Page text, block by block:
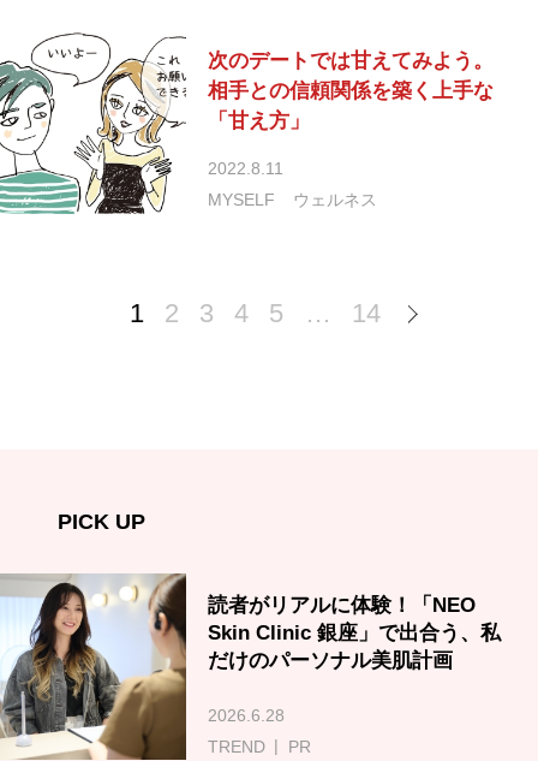
次のデートでは甘えてみよう。
相手との信頼関係を築く上手な
「甘え方」
2022.8.11
MYSELF
ウェルネス
1 2 3 4 5 … 14
PICK UP
読者がリアルに体験！「NEO
Skin Clinic 銀座」で出合う、私
だけのパーソナル美肌計画
2026.6.28
TREND
PR